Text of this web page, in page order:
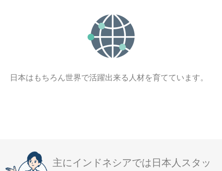
日本はもちろん世界で活躍出来る人材を育てています。
主にインドネシアでは日本人スタッ